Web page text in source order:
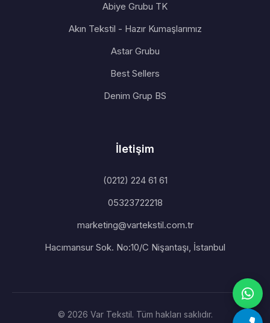
Abiye Grubu TK
Akın Tekstil - Hazır Kumaşlarımız
Astar Grubu
Best Sellers
Denim Grup BS
İletişim
(0212) 224 61 61
05323722218
marketing@vartekstil.com.tr
Hacımansur Sok. No:10/C Nişantaşı, İstanbul
© 2026 Var Tekstil. Tüm hakları saklıdır.